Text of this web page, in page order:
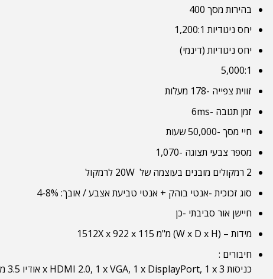
בהירות מסך 400
יחס ניגודיות 1,200:1
יחס ניגודיות (דינמי)
5,000:1
זווית צפייה -178 מעלות
זמן תגובה -6ms
חיי מסך -50,000 שעות
מספר צבעי תצוגה -1,070
2 רמקולים מובנים בעוצמה של 20W לרמקול
סוג זכוכית -אנטי בוהק + אנטי טביעת אצבע / אובך: 4-8%
חיישן אור סביבתי -כן
מידות – (W x D x H) מ"מ 1512X x 922 x 115
חיבורים :
כניסות 3 x HDMI 2.0, 1 x VGA, 1 x DisplayPort, 1 x אודיו 3.5 מ"מ, 3 x USB 2.0, 2 x USB 3.0, 1 x RJ45, 1 x USB-C, 1 x מיקרופון, 1 x חריץ OPS